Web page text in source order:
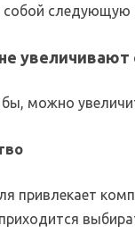
собой следующую
увеличивают
можно
привлекает